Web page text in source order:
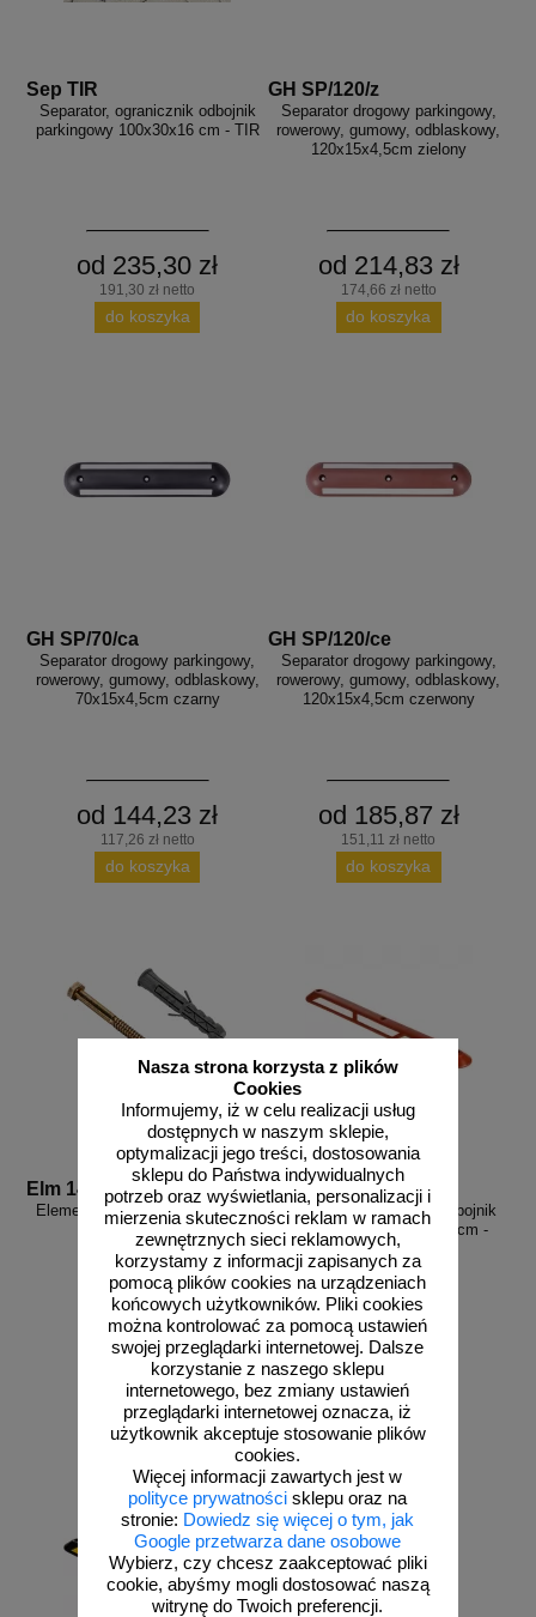
Nasza strona korzysta z plików
Cookies
Informujemy, iż w celu realizacji usług
dostępnych w naszym sklepie,
optymalizacji jego treści, dostosowania
sklepu do Państwa indywidualnych
potrzeb oraz wyświetlania, personalizacji i
mierzenia skuteczności reklam w ramach
zewnętrznych sieci reklamowych,
korzystamy z informacji zapisanych za
pomocą plików cookies na urządzeniach
końcowych użytkowników. Pliki cookies
można kontrolować za pomocą ustawień
swojej przeglądarki internetowej. Dalsze
korzystanie z naszego sklepu
internetowego, bez zmiany ustawień
przeglądarki internetowej oznacza, iż
użytkownik akceptuje stosowanie plików
cookies.
Więcej informacji zawartych jest w
polityce prywatności sklepu oraz na
stronie: Dowiedz się więcej o tym, jak
Google przetwarza dane osobowe
Wybierz, czy chcesz zaakceptować pliki
cookie, abyśmy mogli dostosować naszą
witrynę do Twoich preferencji.
Sep TIR
Separator, ogranicznik odbojnik
parkingowy 100x30x16 cm - TIR
od 235,30 zł
191,30 zł netto
do koszyka
GH SP/120/z
Separator drogowy parkingowy,
rowerowy, gumowy, odblaskowy,
120x15x4,5cm zielony
od 214,83 zł
174,66 zł netto
do koszyka
GH SP/70/ca
Separator drogowy parkingowy,
rowerowy, gumowy, odblaskowy,
70x15x4,5cm czarny
od 144,23 zł
117,26 zł netto
do koszyka
GH SP/120/ce
Separator drogowy parkingowy,
rowerowy, gumowy, odblaskowy,
120x15x4,5cm czerwony
od 185,87 zł
151,11 zł netto
do koszyka
Elm 14
Element montażowy 145x14mm
od 5,29 zł
4,30 zł netto
do koszyka
Sep 05
Separator, ogranicznik odbojnik
parkingowy 100x13x4,5 cm -
gumowy, czerwony
od 114,64 zł
93,20 zł netto
do koszyka